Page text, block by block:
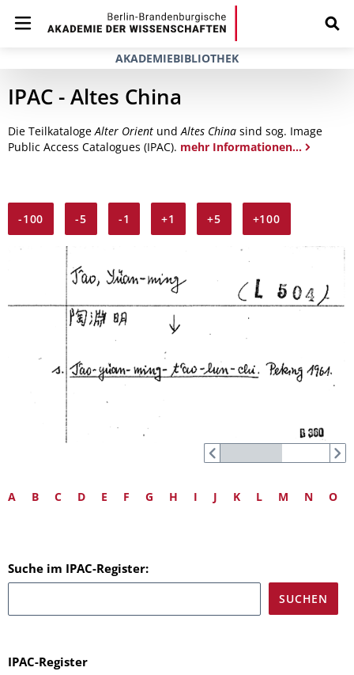
AKADEMIEBIBLIOTHEK
IPAC - Altes China
Die TeilkatalogeAlter Orient undAltes China sind sog. Image
Public Access Catalogues (IPAC). mehr Informationen...
-100 -5 -1 +1 +5 +100
A B C D E F G H I J K L M N O
Suche im IPAC-Register:
IPAC-Register